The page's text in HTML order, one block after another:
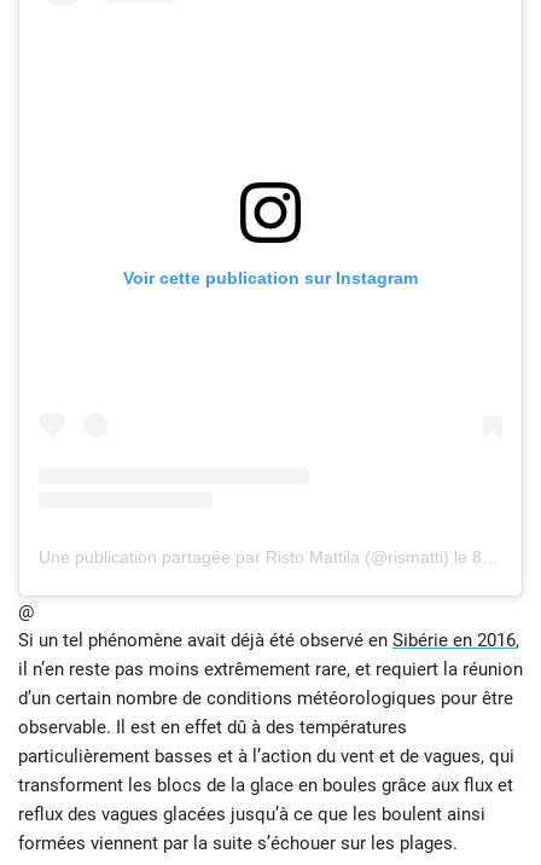
Voir cette publication sur Instagram
Une publication partagée par Risto Mattila (@rismatti) le 8 Nov. 2019 à 9 :26 PST
@
Si un tel phénomène avait déjà été observé en Sibérie en 2016,
il n’en reste pas moins extrêmement rare, et requiert la réunion
d’un certain nombre de conditions météorologiques pour être
observable. Il est en effet dû à des températures
particulièrement basses et à l’action du vent et de vagues, qui
transforment les blocs de la glace en boules grâce aux flux et
reflux des vagues glacées jusqu’à ce que les boulent ainsi
formées viennent par la suite s’échouer sur les plages.